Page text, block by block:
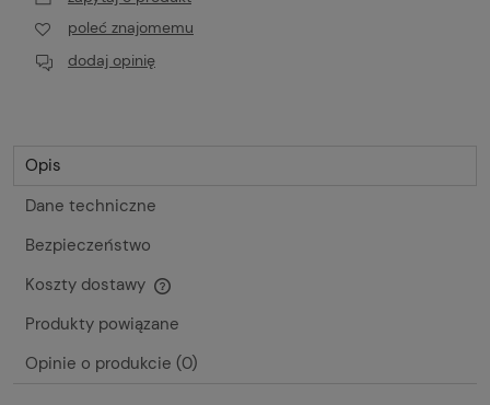
poleć znajomemu
dodaj opinię
Opis
Dane techniczne
Bezpieczeństwo
Koszty dostawy
Cena nie zawiera ewentualnych kosztów płatności
Produkty powiązane
Opinie o produkcie (0)